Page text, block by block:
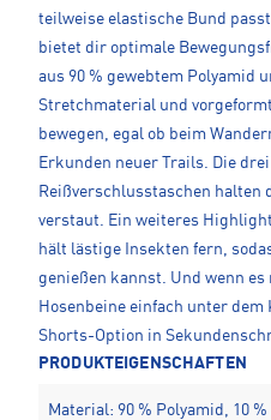
teilweise elastische Bund
bietet dir optimale
aus 90 % gewebtem Polyamid
Stretchmaterial und
bewegen, egal ob beim
Erkunden neuer Trails. Die
Reißverschlusstaschen halten
verstaut. Ein weiteres
hält lästige Insekten fern,
genießen kannst. Und wenn
Hosenbeine einfach unter
Shorts-Option in
PRODUKTEIGENSCHAFTEN
Material: 90 % Polyamid, 10